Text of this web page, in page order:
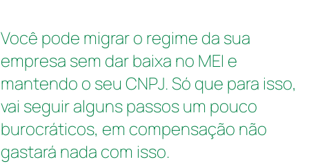
Você pode migrar o regime da sua
empresa sem dar baixa no MEI e
mantendo o seu CNPJ. Só que para isso,
vai seguir alguns passos um pouco
burocráticos, em compensação não
gastará nada com isso.